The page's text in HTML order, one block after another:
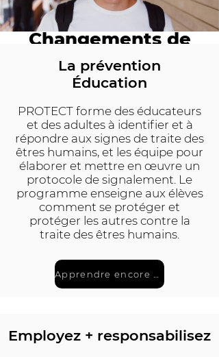
Changements de
prévention
Tout
La prévention
Éducation
PROTECT forme des éducateurs
et des adultes à identifier et à
répondre aux signes de traite des
êtres humains, et les équipe pour
élaborer et mettre en œuvre un
protocole de signalement. Le
programme enseigne aux élèves
comment se protéger et
protéger les autres contre la
traite des êtres humains.
Employez + responsabilisez